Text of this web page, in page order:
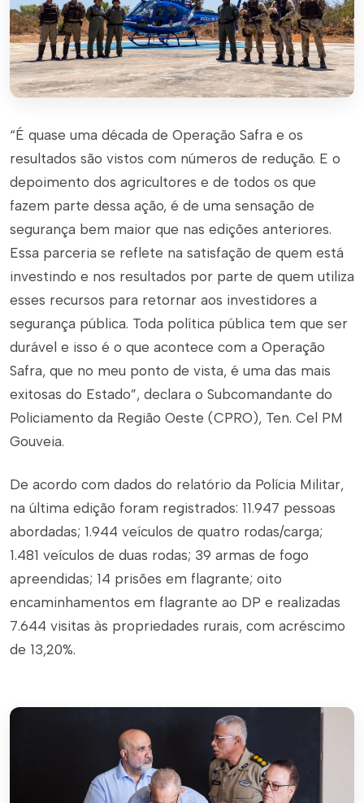
“É quase uma década de Operação Safra e os
resultados são vistos com números de redução. E o
depoimento dos agricultores e de todos os que
fazem parte dessa ação, é de uma sensação de
segurança bem maior que nas edições anteriores.
Essa parceria se reflete na satisfação de quem está
investindo e nos resultados por parte de quem utiliza
esses recursos para retornar aos investidores a
segurança pública. Toda política pública tem que ser
durável e isso é o que acontece com a Operação
Safra, que no meu ponto de vista, é uma das mais
exitosas do Estado”, declara o Subcomandante do
Policiamento da Região Oeste (CPRO), Ten. Cel PM
Gouveia.
De acordo com dados do relatório da Polícia Militar,
na última edição foram registrados: 11.947 pessoas
abordadas; 1.944 veículos de quatro rodas/carga;
1.481 veículos de duas rodas; 39 armas de fogo
apreendidas; 14 prisões em flagrante; oito
encaminhamentos em flagrante ao DP e realizadas
7.644 visitas às propriedades rurais, com acréscimo
de 13,20%.